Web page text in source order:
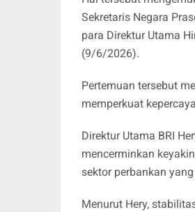
Sekretaris Negara
para Direktur Utama
(9/6/2026).
Pertemuan tersebut
memperkuat
Direktur Utama BRI
mencerminkan
sektor perbankan
Menurut Hery,